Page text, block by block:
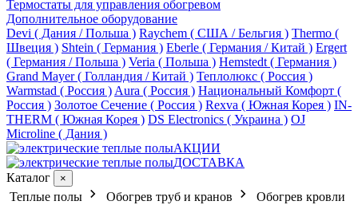
Термостаты для управления обогревом
Дополнительное оборудование
Devi ( Дания / Польша ) Raychem ( США / Бельгия ) Thermo (
Швеция ) Shtein ( Германия ) Eberle ( Германия / Китай ) Ergert
( Германия / Польша ) Veria ( Польша ) Hemstedt ( Германия )
Grand Mayer ( Голландия / Китай ) Теплолюкс ( Россия )
Warmstad ( Россия ) Aura ( Россия ) Национальный Комфорт (
Россия ) Золотое Сечение ( Россия ) Rexva ( Южная Корея ) IN-
THERM ( Южная Корея ) DS Electronics ( Украина ) OJ
Microline ( Дания )
АКЦИИ
ДОСТАВКА
Каталог
×
Теплые полы Обогрев труб и кранов
Обогрев кровли